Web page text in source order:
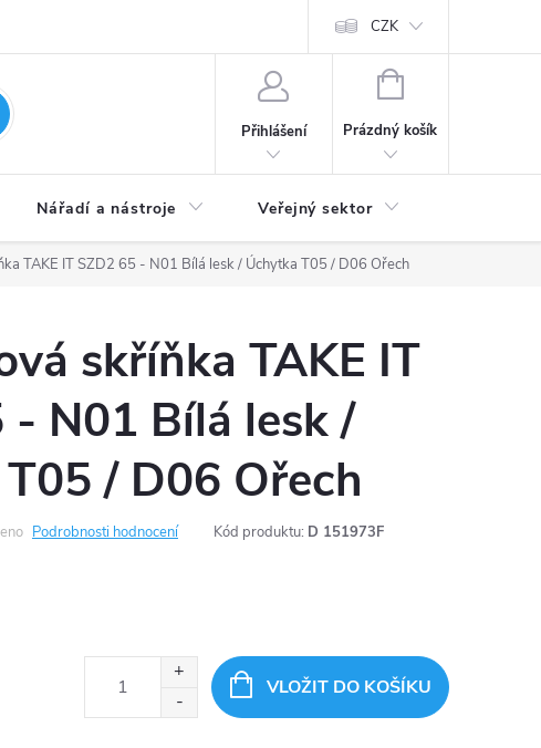
CZK
Přihlášení
NÁKUPNÍ
Prázdný košík
Nářadí a nástroje Veřejný sektor
TAKE IT SZD2 65 - N01 Bílá lesk / Úchytka T05 / D06 Ořech
skříňka TAKE IT
- N01 Bílá lesk /
/ D06 Ořech
Podrobnosti hodnocení Kód produktu: D 151973F
VLOŽIT DO KOŠÍKU